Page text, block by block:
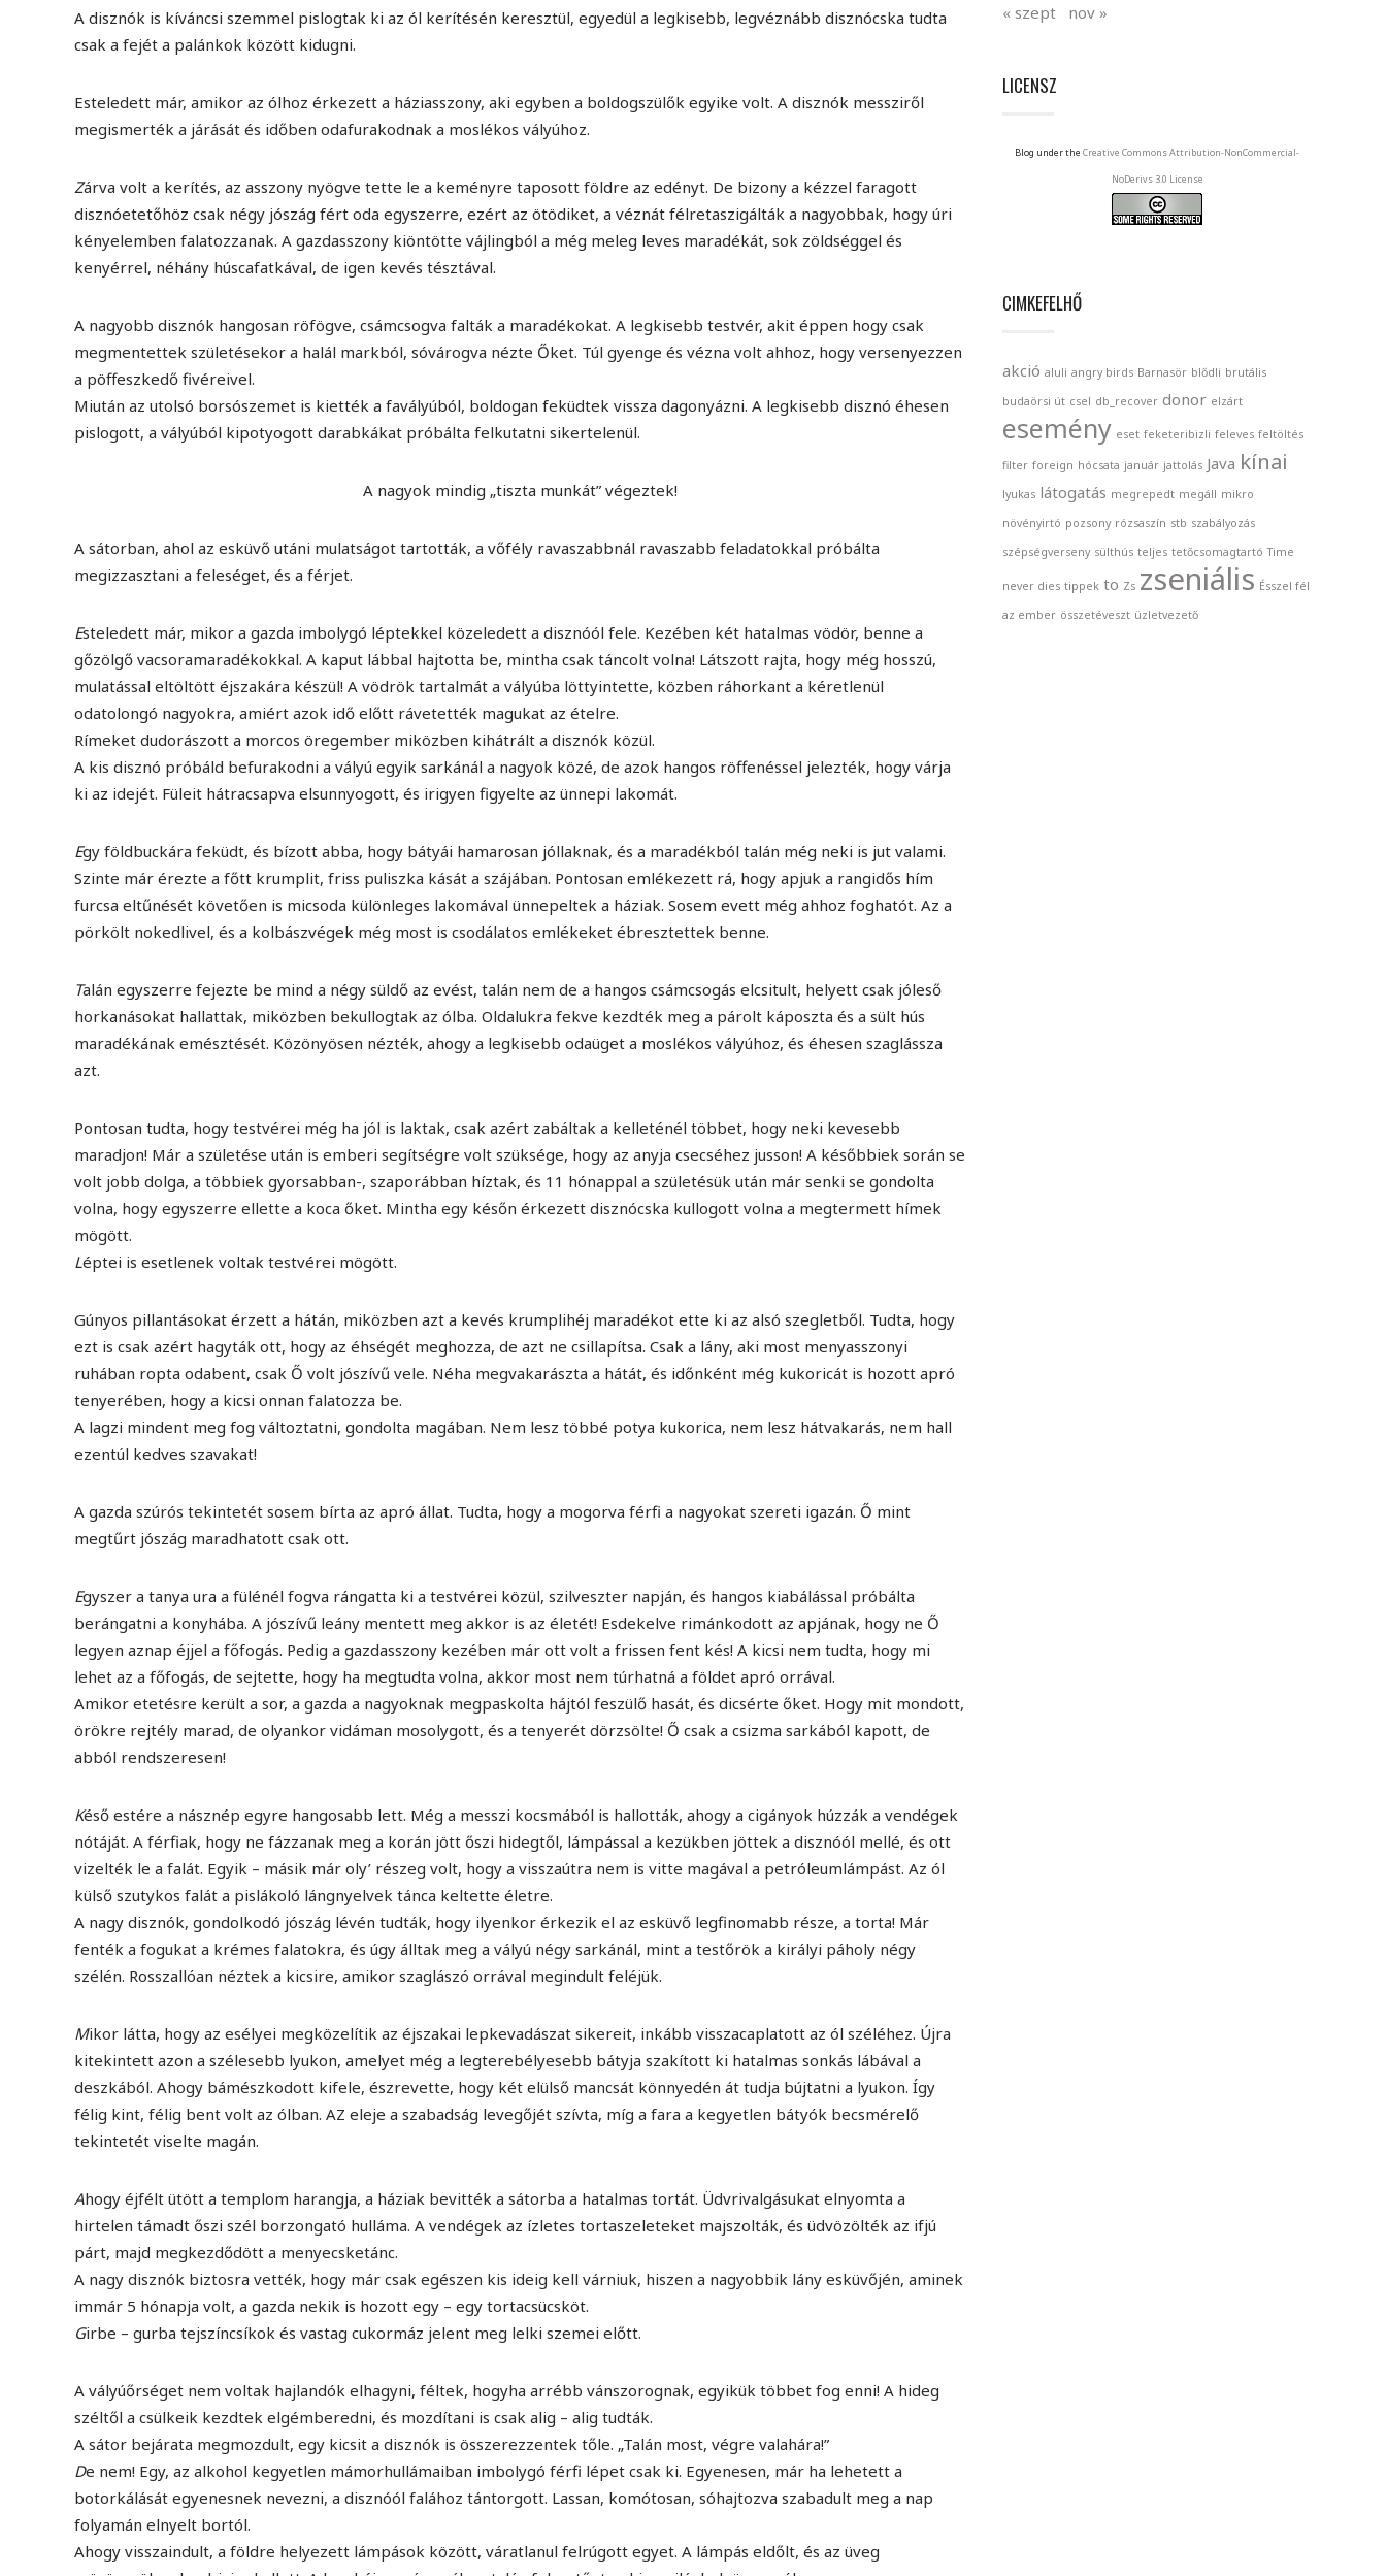
A disznók is kíváncsi szemmel pislogtak ki az ól kerítésén keresztül, egyedül a legkisebb, legvéznább disznócska tudta
csak a fejét a palánkok között kidugni.
Esteledett már, amikor az ólhoz érkezett a háziasszony, aki egyben a boldogszülők egyike volt. A disznók messziről
megismerték a járását és időben odafurakodnak a moslékos vályúhoz.
Zárva volt a kerítés, az asszony nyögve tette le a keményre taposott földre az edényt. De bizony a kézzel faragott
disznóetetőhöz csak négy jószág fért oda egyszerre, ezért az ötödiket, a véznát félretaszigálták a nagyobbak, hogy úri
kényelemben falatozzanak. A gazdasszony kiöntötte vájlingból a még meleg leves maradékát, sok zöldséggel és
kenyérrel, néhány húscafatkával, de igen kevés tésztával.
A nagyobb disznók hangosan röfögve, csámcsogva falták a maradékokat. A legkisebb testvér, akit éppen hogy csak
megmentettek születésekor a halál markból, sóvárogva nézte Őket. Túl gyenge és vézna volt ahhoz, hogy versenyezzen
a pöffeszkedő fivéreivel.
Miután az utolsó borsószemet is kiették a favályúból, boldogan feküdtek vissza dagonyázni. A legkisebb disznó éhesen
pislogott, a vályúból kipotyogott darabkákat próbálta felkutatni sikertelenül.
A nagyok mindig „tiszta munkát” végeztek!
A sátorban, ahol az esküvő utáni mulatságot tartották, a vőfély ravaszabbnál ravaszabb feladatokkal próbálta
megizzasztani a feleséget, és a férjet.
Esteledett már, mikor a gazda imbolygó léptekkel közeledett a disznóól fele. Kezében két hatalmas vödör, benne a
gőzölgő vacsoramaradékokkal. A kaput lábbal hajtotta be, mintha csak táncolt volna! Látszott rajta, hogy még hosszú,
mulatással eltöltött éjszakára készül! A vödrök tartalmát a vályúba löttyintette, közben ráhorkant a kéretlenül
odatolongó nagyokra, amiért azok idő előtt rávetették magukat az ételre.
Rímeket dudorászott a morcos öregember miközben kihátrált a disznók közül.
A kis disznó próbáld befurakodni a vályú egyik sarkánál a nagyok közé, de azok hangos röffenéssel jelezték, hogy várja
ki az idejét. Füleit hátracsapva elsunnyogott, és irigyen figyelte az ünnepi lakomát.
Egy földbuckára feküdt, és bízott abba, hogy bátyái hamarosan jóllaknak, és a maradékból talán még neki is jut valami.
Szinte már érezte a főtt krumplit, friss puliszka kását a szájában. Pontosan emlékezett rá, hogy apjuk a rangidős hím
furcsa eltűnését követően is micsoda különleges lakomával ünnepeltek a háziak. Sosem evett még ahhoz foghatót. Az a
pörkölt nokedlivel, és a kolbászvégek még most is csodálatos emlékeket ébresztettek benne.
Talán egyszerre fejezte be mind a négy süldő az evést, talán nem de a hangos csámcsogás elcsitult, helyett csak jóleső
horkanásokat hallattak, miközben bekullogtak az ólba. Oldalukra fekve kezdték meg a párolt káposzta és a sült hús
maradékának emésztését. Közönyösen nézték, ahogy a legkisebb odaüget a moslékos vályúhoz, és éhesen szaglássza
azt.
Pontosan tudta, hogy testvérei még ha jól is laktak, csak azért zabáltak a kelleténél többet, hogy neki kevesebb
maradjon! Már a születése után is emberi segítségre volt szüksége, hogy az anyja csecséhez jusson! A későbbiek során se
volt jobb dolga, a többiek gyorsabban-, szaporábban híztak, és 11 hónappal a születésük után már senki se gondolta
volna, hogy egyszerre ellette a koca őket. Mintha egy későn érkezett disznócska kullogott volna a megtermett hímek
mögött.
Léptei is esetlenek voltak testvérei mögött.
Gúnyos pillantásokat érzett a hátán, miközben azt a kevés krumplihéj maradékot ette ki az alsó szegletből. Tudta, hogy
ezt is csak azért hagyták ott, hogy az éhségét meghozza, de azt ne csillapítsa. Csak a lány, aki most menyasszonyi
ruhában ropta odabent, csak Ő volt jószívű vele. Néha megvakarászta a hátát, és időnként még kukoricát is hozott apró
tenyerében, hogy a kicsi onnan falatozza be.
A lagzi mindent meg fog változtatni, gondolta magában. Nem lesz többé potya kukorica, nem lesz hátvakarás, nem hall
ezentúl kedves szavakat!
A gazda szúrós tekintetét sosem bírta az apró állat. Tudta, hogy a mogorva férfi a nagyokat szereti igazán. Ő mint
megtűrt jószág maradhatott csak ott.
Egyszer a tanya ura a fülénél fogva rángatta ki a testvérei közül, szilveszter napján, és hangos kiabálással próbálta
berángatni a konyhába. A jószívű leány mentett meg akkor is az életét! Esdekelve rimánkodott az apjának, hogy ne Ő
legyen aznap éjjel a főfogás. Pedig a gazdasszony kezében már ott volt a frissen fent kés! A kicsi nem tudta, hogy mi
lehet az a főfogás, de sejtette, hogy ha megtudta volna, akkor most nem túrhatná a földet apró orrával.
Amikor etetésre került a sor, a gazda a nagyoknak megpaskolta hájtól feszülő hasát, és dicsérte őket. Hogy mit mondott,
örökre rejtély marad, de olyankor vidáman mosolygott, és a tenyerét dörzsölte! Ő csak a csizma sarkából kapott, de
abból rendszeresen!
Késő estére a násznép egyre hangosabb lett. Még a messzi kocsmából is hallották, ahogy a cigányok húzzák a vendégek
nótáját. A férfiak, hogy ne fázzanak meg a korán jött őszi hidegtől, lámpással a kezükben jöttek a disznóól mellé, és ott
vizelték le a falát. Egyik – másik már oly’ részeg volt, hogy a visszaútra nem is vitte magával a petróleumlámpást. Az ól
külső szutykos falát a pislákoló lángnyelvek tánca keltette életre.
A nagy disznók, gondolkodó jószág lévén tudták, hogy ilyenkor érkezik el az esküvő legfinomabb része, a torta! Már
fenték a fogukat a krémes falatokra, és úgy álltak meg a vályú négy sarkánál, mint a testőrök a királyi páholy négy
szélén. Rosszallóan néztek a kicsire, amikor szaglászó orrával megindult feléjük.
Mikor látta, hogy az esélyei megközelítik az éjszakai lepkevadászat sikereit, inkább visszacaplatott az ól széléhez. Újra
kitekintett azon a szélesebb lyukon, amelyet még a legterebélyesebb bátyja szakított ki hatalmas sonkás lábával a
deszkából. Ahogy bámészkodott kifele, észrevette, hogy két elülső mancsát könnyedén át tudja bújtatni a lyukon. Így
félig kint, félig bent volt az ólban. AZ eleje a szabadság levegőjét szívta, míg a fara a kegyetlen bátyók becsmérelő
tekintetét viselte magán.
Ahogy éjfélt ütött a templom harangja, a háziak bevitték a sátorba a hatalmas tortát. Üdvrivalgásukat elnyomta a
hirtelen támadt őszi szél borzongató hulláma. A vendégek az ízletes tortaszeleteket majszolták, és üdvözölték az ifjú
párt, majd megkezdődött a menyecsketánc.
A nagy disznók biztosra vették, hogy már csak egészen kis ideig kell várniuk, hiszen a nagyobbik lány esküvőjén, aminek
immár 5 hónapja volt, a gazda nekik is hozott egy – egy tortacsücsköt.
Girbe – gurba tejszíncsíkok és vastag cukormáz jelent meg lelki szemei előtt.
A vályúőrséget nem voltak hajlandók elhagyni, féltek, hogyha arrébb vánszorognak, egyikük többet fog enni! A hideg
széltől a csülkeik kezdtek elgémberedni, és mozdítani is csak alig – alig tudták.
A sátor bejárata megmozdult, egy kicsit a disznók is összerezzentek tőle. „Talán most, végre valahára!”
De nem! Egy, az alkohol kegyetlen mámorhullámaiban imbolygó férfi lépet csak ki. Egyenesen, már ha lehetett a
botorkálását egyenesnek nevezni, a disznóól falához tántorgott. Lassan, komótosan, sóhajtozva szabadult meg a nap
folyamán elnyelt bortól.
Ahogy visszaindult, a földre helyezett lámpások között, váratlanul felrúgott egyet. A lámpás eldőlt, és az üveg
« szept nov »
LICENSZ
Blog under the Creative Commons Attribution-NonCommercial-
NoDerivs 3.0 License
CIMKEFELHŐ
akció aluli angry birds Barnasör blődli brutális
budaörsi út csel db_recover donor elzárt
esemény eset feketeribizli feleves feltöltés
filter foreign hócsata január jattolás Java kínai
lyukas látogatás megrepedt megáll mikro
növényirtó pozsony rózsaszín stb szabályozás
szépségverseny sülthús teljes tetőcsomagtartó Time
never dies tippek to Zs zseniális Ésszel fél
az ember összetéveszt üzletvezető